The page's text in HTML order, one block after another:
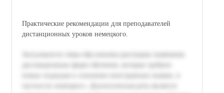
Практические рекомендации для преподавателей
дистанционных уроков немецкого.